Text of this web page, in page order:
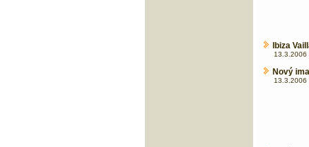
Ibiza
13.3.2006
Nový
13.3.2006